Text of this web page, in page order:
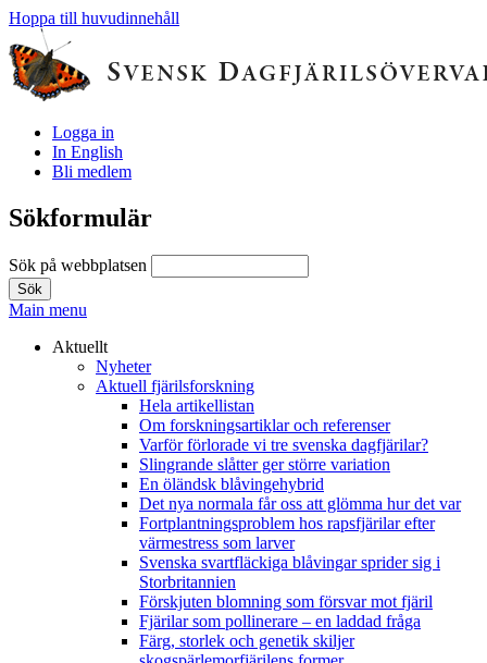
Hoppa till huvudinnehåll
Logga in
In English
Bli medlem
Sökformulär
Sök på webbplatsen
Main menu
Aktuellt
Nyheter
Aktuell fjärilsforskning
Hela artikellistan
Om forskningsartiklar och referenser
Varför förlorade vi tre svenska dagfjärilar?
Slingrande slåtter ger större variation
En öländsk blåvingehybrid
Det nya normala får oss att glömma hur det var
Fortplantningsproblem hos rapsfjärilar efter
värmestress som larver
Svenska svartfläckiga blåvingar sprider sig i
Storbritannien
Förskjuten blomning som försvar mot fjäril
Fjärilar som pollinerare – en laddad fråga
Färg, storlek och genetik skiljer